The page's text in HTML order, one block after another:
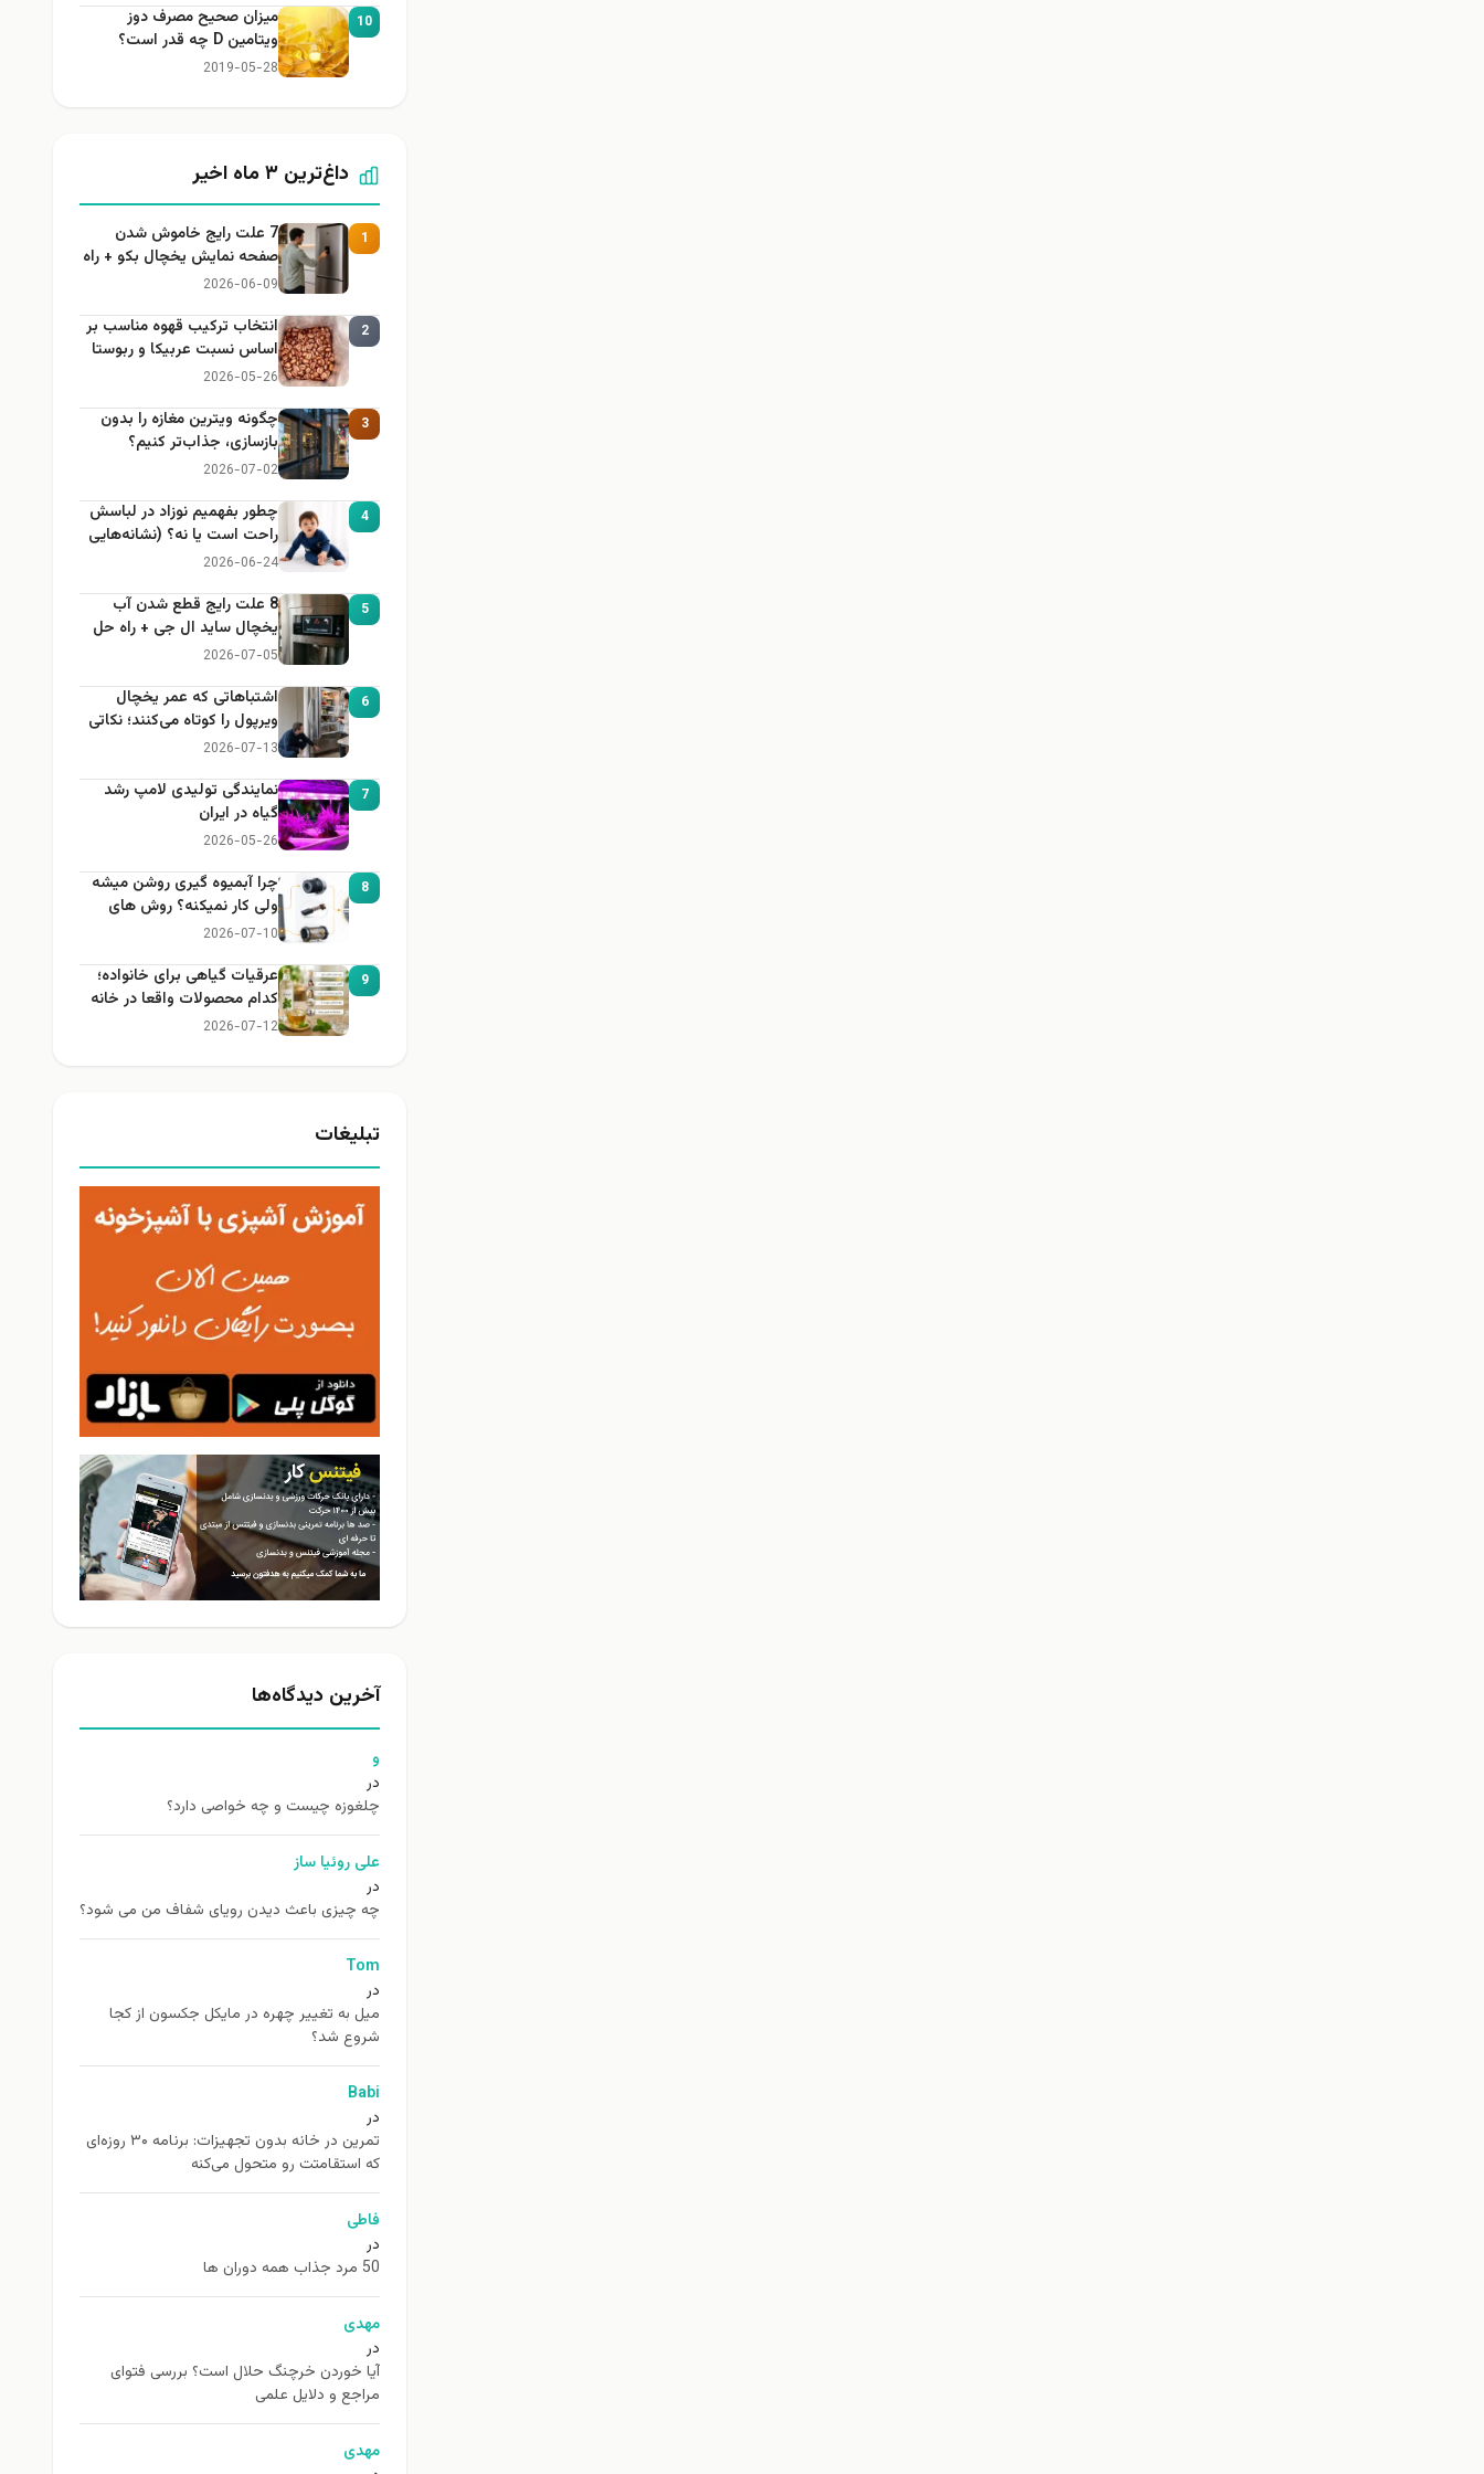
10
میزان صحیح مصرف دوز
ویتامین D چه قدر است؟
2019-05-28
داغ‌ترین ۳ ماه اخیر
1
7 علت رایج خاموش شدن
صفحه نمایش یخچال بکو + راه
حل
2026-06-09
2
انتخاب ترکیب قهوه مناسب بر
اساس نسبت عربیکا و ربوستا
2026-05-26
3
چگونه ویترین مغازه را بدون
بازسازی، جذاب‌تر کنیم؟
2026-07-02
4
چطور بفهمیم نوزاد در لباسش
راحت است یا نه؟ (نشانه‌هایی
که هر مادر باید بداند)
2026-06-24
5
8 علت رایج قطع شدن آب
یخچال ساید ال جی + راه حل
2026-07-05
6
اشتباهاتی که عمر یخچال
ویرپول را کوتاه می‌کنند؛ نکاتی
که باید بدانید
2026-07-13
7
نمایندگی تولیدی لامپ رشد
گیاه در ایران
2026-05-26
8
چرا آبمیوه گیری روشن میشه
ولی کار نمیکنه؟ روش های
عیب یابی
2026-07-10
9
عرقیات گیاهی برای خانواده؛
کدام محصولات واقعا در خانه
کاربرد دارند؟
2026-07-12
تبلیغات
آخرین دیدگاه‌ها
و
در
چلغوزه چیست و چه خواصی دارد؟
علی روئیا ساز
در
چه چیزی باعث دیدن رویای شفاف من می شود؟
Tom
در
ميل به تغيير چهره در مایکل جکسون از كجا
شروع شد؟
Babi
در
تمرین در خانه بدون تجهیزات: برنامه ۳۰ روزه‌ای
که استقامتت رو متحول می‌کنه
فاطی
در
50 مرد جذاب همه دوران ها
مهدی
در
آیا خوردن خرچنگ حلال است؟ بررسی فتوای
مراجع و دلایل علمی
مهدی